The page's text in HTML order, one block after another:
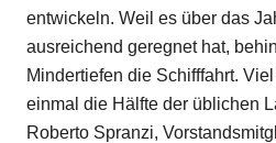
entwickeln. Weil es über das
ausreichend geregnet hat,
Mindertiefen die Schifffahrt.
einmal die Hälfte der üblichen
Roberto Spranzi,